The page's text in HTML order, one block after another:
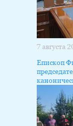
7 августа
Епископ